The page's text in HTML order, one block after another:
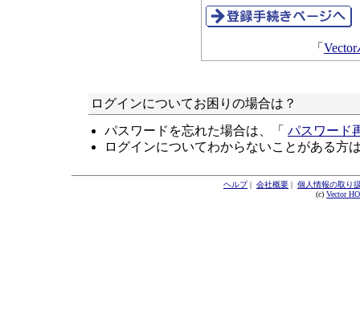
「
ログインについてお困りの場合は？
パスワードを忘れた場合は、「 パスワード
ログインについてわからないことがある方
ヘルプ| 会社概要 | 個人情報の取り
(c) Vector